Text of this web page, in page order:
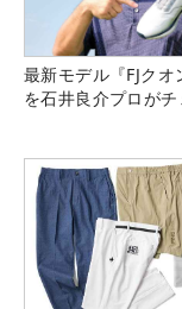
最新モデル『FJクオ
を石井良介プロがチ